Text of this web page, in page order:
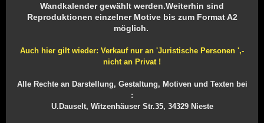
Wandkalender gewählt werden.Weiterhin sind
Reproduktionen einzelner Motive bis zum Format A2
möglich.
Auch hier gilt wieder: Verkauf nur an 'Juristische Personen ',-
nicht an Privat !
Alle Rechte an Darstellung, Gestaltung, Motiven und Texten bei
:
U.Dauselt, Witzenhäuser Str.35, 34329 Nieste